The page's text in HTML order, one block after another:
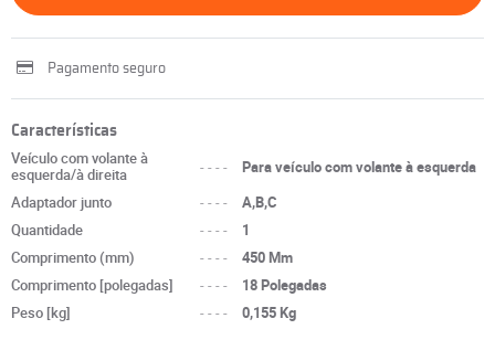
Pagamento seguro
Características
Veículo com volante à
esquerda/à direita
----
Para veículo com volante à esquerda
Adaptador junto
----
A,B,C
Quantidade
----
1
Comprimento (mm)
----
450 Mm
Comprimento [polegadas]
----
18 Polegadas
Peso [kg]
---- 0,155 Kg